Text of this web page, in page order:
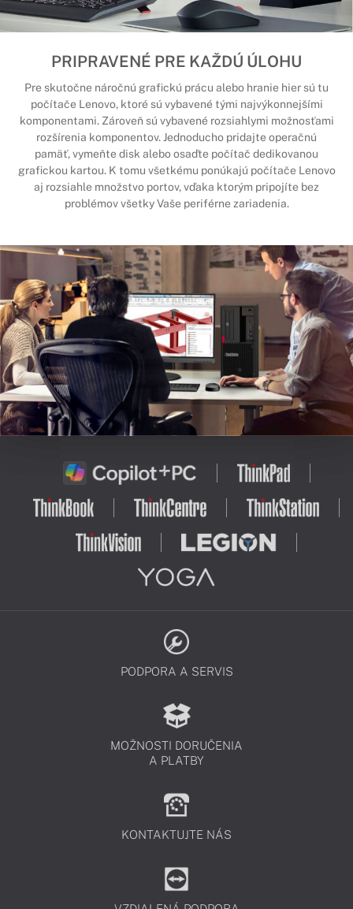
PRIPRAVENÉ PRE KAŽDÚ ÚLOHU
Pre skutočne náročnú grafickú prácu alebo hranie hier sú tu
počítače Lenovo, ktoré sú vybavené tými najvýkonnejšími
komponentami. Zároveň sú vybavené rozsiahlymi možnosťami
rozšírenia komponentov. Jednoducho pridajte operačnú
pamäť, vymeňte disk alebo osaďte počítač dedikovanou
grafickou kartou. K tomu všetkému ponúkajú počítače Lenovo
aj rozsiahle množstvo portov, vďaka ktorým pripojíte bez
problémov všetky Vaše periférne zariadenia.
PODPORA A SERVIS
MOŽNOSTI DORUČENIA
A PLATBY
KONTAKTUJTE NÁS